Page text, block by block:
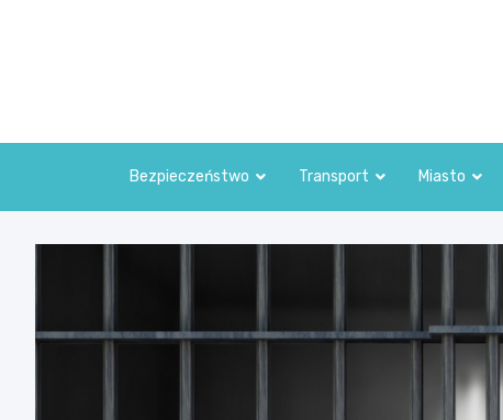
Bezpieczeństwo Transport Miasto